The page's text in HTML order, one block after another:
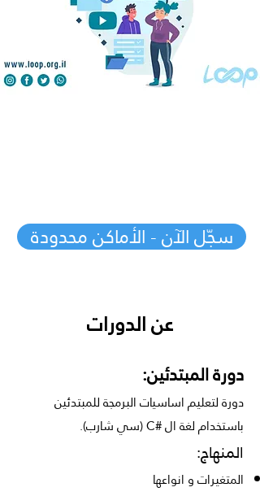
سجّل الآن - الأماكن محدودة
عن الدورات
دورة المبتدئين:
دورة لتعليم اساسيات البرمجة للمبتدئين
باستخدام لغة ال #C (سي شارب).
المنهاج:
المتغيرات و انواعها